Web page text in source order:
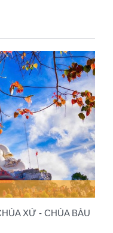
XỨ - CHÙA BÀU